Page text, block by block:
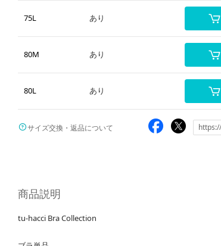
75L あり
80M あり
80L あり
サイズ交換・返品について
商品説明
tu-hacci Bra Collection